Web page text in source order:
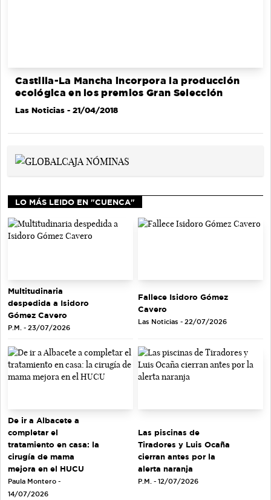
Castilla-La Mancha incorpora la producción
ecológica en los premios Gran Selección
Las Noticias - 21/04/2018
LO MÁS LEIDO EN "CUENCA"
Multitudinaria
despedida a Isidoro
Gómez Cavero
P.M. - 23/07/2026
Fallece Isidoro Gómez
Cavero
Las Noticias - 22/07/2026
De ir a Albacete a
completar el
tratamiento en casa: la
cirugía de mama
mejora en el HUCU
Paula Montero -
14/07/2026
Las piscinas de
Tiradores y Luis Ocaña
cierran antes por la
alerta naranja
P.M. - 12/07/2026